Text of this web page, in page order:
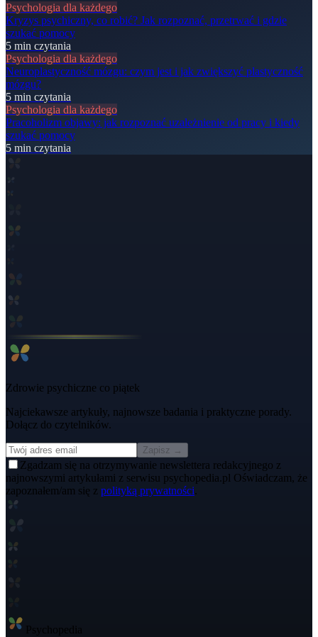
Psychologia dla każdego
Kryzys psychiczny, co robić? Jak rozpoznać, przetrwać i gdzie
szukać pomocy
5 min czytania
Psychologia dla każdego
Neuroplastyczność mózgu: czym jest i jak zwiększyć plastyczność
mózgu?
5 min czytania
Psychologia dla każdego
Pracoholizm objawy: jak rozpoznać uzależnienie od pracy i kiedy
szukać pomocy
5 min czytania
Zdrowie psychiczne co piątek
Najciekawsze artykuły, najnowsze badania i praktyczne porady.
Dołącz do czytelników.
Zapisz →
Zgadzam się na otrzymywanie newslettera redakcyjnego z
najnowszymi artykułami z serwisu psychopedia.pl Oświadczam, że
zapoznałem/am się z polityką prywatności.
Psycho pedia